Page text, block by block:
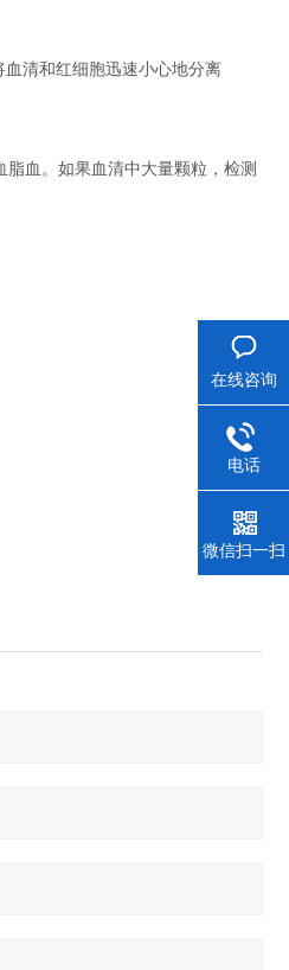
清和红细胞迅速小心地分离
血。如果血清中大量颗粒，检测
在线咨询
电话
微信扫一扫